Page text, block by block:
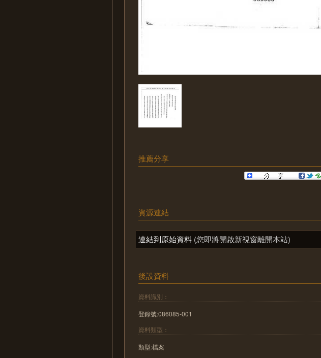
推薦分享
資源連結
連結到原始資料 (您即將開啟新視窗離開本站)
後設資料
資料識別：
登錄號:086085-001
資料類型：
類型:檔案